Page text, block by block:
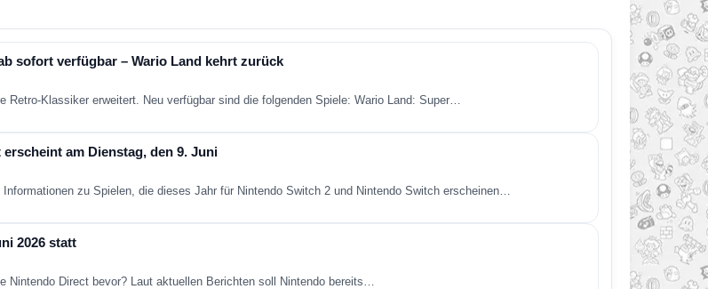
sofort verfügbar – Wario Land kehrt zurück
Retro-Klassiker erweitert. Neu verfügbar sind die folgenden Spiele: Wario Land: Super…
am Dienstag, den 9. Juni
zu Spielen, die dieses Jahr für Nintendo Switch 2 und Nintendo Switch erscheinen…
2026 statt
Nintendo Direct bevor? Laut aktuellen Berichten soll Nintendo bereits…